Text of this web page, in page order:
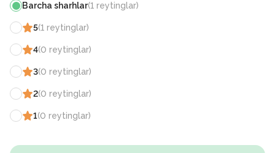
Barcha sharhlar(1 reytinglar)
5(1 reytinglar)
4(0 reytinglar)
3(0 reytinglar)
2(0 reytinglar)
1(0 reytinglar)